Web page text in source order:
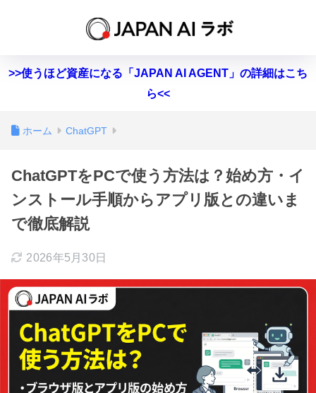
>>使うほど資産になる「JAPAN AI AGENT」の詳細はこち
ら<<
ホーム ChatGPT
ChatGPTをPCで使う方法は？始め方・イ
ンストール手順からアプリ版との違いま
で徹底解説
2026年5月30日